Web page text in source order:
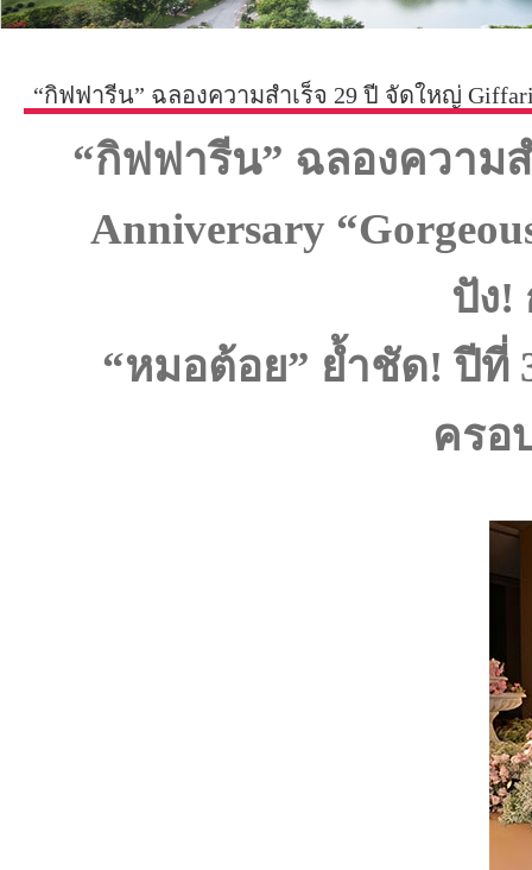
“กิฟฟารีน” ฉลองความสำเร็จ 29 ปี จัดใหญ่
“กิฟฟารีน” ฉลองความ
Anniversary
ปัง!
“หมอต้อย” ย้ำชัด! ปีที่
ครอ